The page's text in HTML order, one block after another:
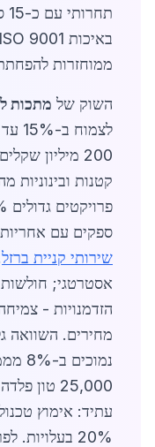
ממוחזרות להפחתת
השוק של מתכות
200 מיליון
ספקים עם אחריות 10 שנים, השוו מחירים דרך
שירותי קניית ברזל
אסטרטגי;
הזדמנויות -
מחירים. השוואה
20% בעלויות. לפרטים נוספים,